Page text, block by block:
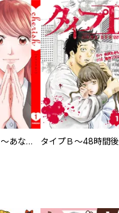
葬儀屋タケコ～あなたの最期、叶えます【電子単行本版】